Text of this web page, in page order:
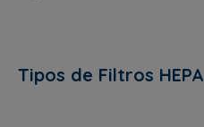
Tipos de Filtros HEPA